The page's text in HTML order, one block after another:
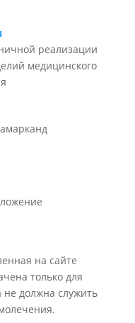
реализации
медицинского
на сайте
только для
должна служить